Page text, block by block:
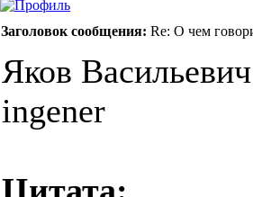
Заголовок сообщения: Re: О чем
Яков
ingener